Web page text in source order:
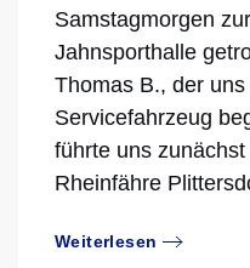
Samstagmorgen
Jahnsporthalle
Thomas B., der
Servicefahrzeug
führte uns
Rheinfähre
Weiterlesen